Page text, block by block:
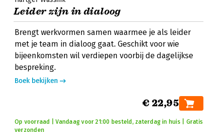
Leider zijn in dialoog
Brengt werkvormen samen waarmee je als leider
met je team in dialoog gaat. Geschikt voor wie
bijeenkomsten wil verdiepen voorbij de dagelijkse
bespreking.
Boek bekijken
€ 22,95
Op voorraad | Vandaag voor 21:00 besteld, zaterdag in huis | Gratis
verzonden